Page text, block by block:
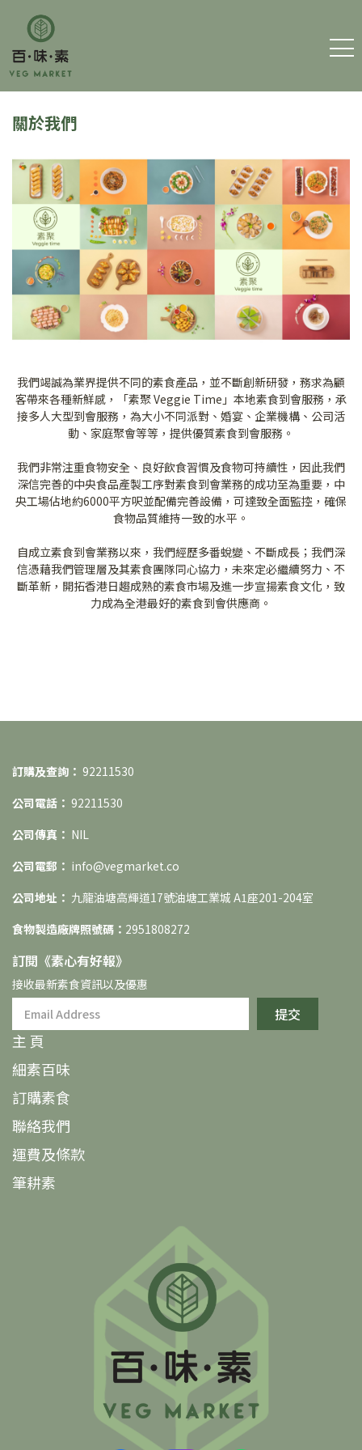
細素百味
訂購素食
聯絡我們
運費及條款
筆耕素
關於我們
我們竭誠為業界提供不同的素食產品，並不斷創新研發，務求為顧
客帶來各種新鮮感，「素聚 Veggie Time」本地素食到會服務，承
接多人大型到會服務，為大小不同派對、婚宴、企業機構、公司活
動、家庭聚會等等，提供優質素食到會服務。
我們非常注重食物安全、良好飲食習慣及食物可持續性，因此我們
深信完善的中央食品產製工序對素食到會業務的成功至為重要，中
央工場佔地約6000平方呎並配備完善設備，可達致全面監控，確保
食物品質維持一致的水平。
自成立素食到會業務以來，我們經歷多番蛻變、不斷成長；我們深
信憑藉我們管理層及其素食團隊同心協力，未來定必繼續努力、不
斷革新，開拓香港日趨成熟的素食市場及進一步宣揚素食文化，致
力成為全港最好的素食到會供應商。
訂購及查詢： 92211530
公司電話： 92211530
公司傳真： NIL
公司電郵： info@vegmarket.co
公司地址： 九龍油塘高輝道17號油塘工業城 A1座201-204室
食物製造廠牌照號碼： 2951808272
訂閱《素⼼有好報》
接收最新素食資訊以及優惠
提交
主 頁
細素百味
訂購素食
聯絡我們
運費及條款
筆耕素